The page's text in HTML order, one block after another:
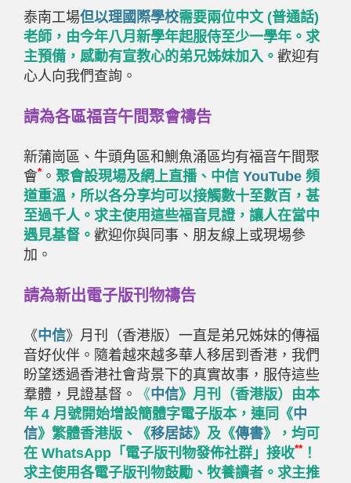
泰南工場但以理國際學校需要兩位中文 (普通話)
老師，由今年八月新學年起服侍至少一學年。求
主預備，感動有宣教心的弟兄姊妹加入。 歡迎有
心人向我們查詢。
請為各區福音午間聚會禱告
新蒲崗區、牛頭角區和鰂魚涌區均有福音午間聚
會* 。 聚會設現場及網上直播、中信 YouTube 頻
道重溫，所以各分享均可以接觸數十至數百，甚
至過千人。求主使用這些福音見證，讓人在當中
遇見基督。 歡迎你與同事、朋友線上或現埸參
加。
請為新出電子版刊物禱告
《中信》月刊（香港版）一直是弟兄姊妹的傳福
音好伙伴。隨着越來越多華人移居到香港，我們
盼望透過香港社會背景下的真實故事，服侍這些
羣體，見證基督。
《中信》月刊（香港版）由本
年 4 月號開始增設簡體字電子版本，連同《中
信》繁體香港版、《移居誌》及《傳書》，均可
在 WhatsApp 「電子版刊物發佈社群」接收** ！
求主使用各電子版刊物鼓勵、牧養讀者。求主推